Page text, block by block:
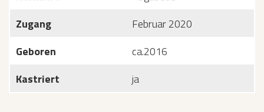
Zugang
Februar 2020
Geboren
ca.2016
Kastriert
ja